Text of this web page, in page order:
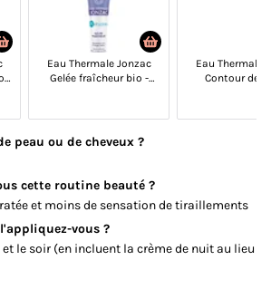
Club ?
-
Eau Thermale Jonzac
Gelée fraîcheur bio -
Eau Thermale
Contour des
peau ou de cheveux ?
cette routine beauté ?
et moins de sensation de tiraillements
vous ?
le soir (en incluent la crème de nuit au lieu